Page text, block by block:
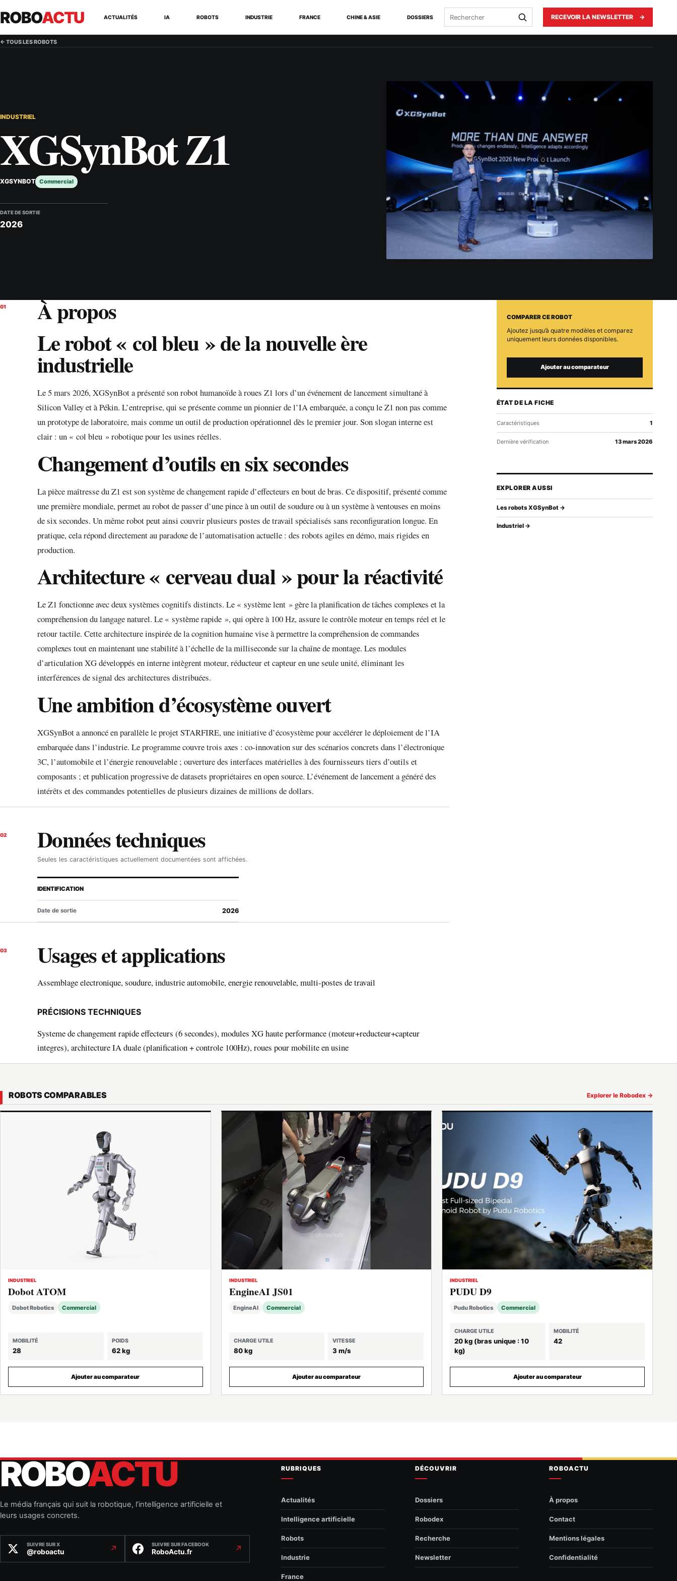
ROBOACTU ACTUALITÉS IA ROBOTS INDUSTRIE FRANCE CHINE & ASIE DOSSIERS Rechercher RECEVOIR LA NEWSLETTER →
← TOUS LES ROBOTS
INDUSTRIEL
XGSynBot Z1
XGSYNBOT Commercial
DATE DE SORTIE
2026
01
À propos
Le robot « col bleu » de la nouvelle ère
industrielle
Le 5 mars 2026, XGSynBot a présenté son robot humanoïde à roues Z1 lors d’un événement de lancement simultané à
Silicon Valley et à Pékin. L’entreprise, qui se présente comme un pionnier de l’IA embarquée, a conçu le Z1 non pas comme
un prototype de laboratoire, mais comme un outil de production opérationnel dès le premier jour. Son slogan interne est
clair : un « col bleu » robotique pour les usines réelles.
Changement d’outils en six secondes
La pièce maîtresse du Z1 est son système de changement rapide d’effecteurs en bout de bras. Ce dispositif, présenté comme
une première mondiale, permet au robot de passer d’une pince à un outil de soudure ou à un système à ventouses en moins
de six secondes. Un même robot peut ainsi couvrir plusieurs postes de travail spécialisés sans reconfiguration longue. En
pratique, cela répond directement au paradoxe de l’automatisation actuelle : des robots agiles en démo, mais rigides en
production.
Architecture « cerveau dual » pour la réactivité
Le Z1 fonctionne avec deux systèmes cognitifs distincts. Le « système lent » gère la planification de tâches complexes et la
compréhension du langage naturel. Le « système rapide », qui opère à 100 Hz, assure le contrôle moteur en temps réel et le
retour tactile. Cette architecture inspirée de la cognition humaine vise à permettre la compréhension de commandes
complexes tout en maintenant une stabilité à l’échelle de la milliseconde sur la chaîne de montage. Les modules
d’articulation XG développés en interne intègrent moteur, réducteur et capteur en une seule unité, éliminant les
interférences de signal des architectures distribuées.
Une ambition d’écosystème ouvert
XGSynBot a annoncé en parallèle le projet STARFIRE, une initiative d’écosystème pour accélérer le déploiement de l’IA
embarquée dans l’industrie. Le programme couvre trois axes : co-innovation sur des scénarios concrets dans l’électronique
3C, l’automobile et l’énergie renouvelable ; ouverture des interfaces matérielles à des fournisseurs tiers d’outils et
composants ; et publication progressive de datasets propriétaires en open source. L’événement de lancement a généré des
intérêts et des commandes potentielles de plusieurs dizaines de millions de dollars.
02 Données techniques
Seules les caractéristiques actuellement documentées sont affichées.
IDENTIFICATION
Date de sortie 2026
03 Usages et applications
Assemblage electronique, soudure, industrie automobile, energie renouvelable, multi-postes de travail
PRÉCISIONS TECHNIQUES
Systeme de changement rapide effecteurs (6 secondes), modules XG haute performance (moteur+reducteur+capteur
integres), architecture IA duale (planification + controle 100Hz), roues pour mobilite en usine
COMPARER CE ROBOT
Ajoutez jusqu’à quatre modèles et comparez
uniquement leurs données disponibles.
Ajouter au comparateur
ÉTAT DE LA FICHE
Caractéristiques 1
Dernière vérification 13 mars 2026
EXPLORER AUSSI
Les robots XGSynBot →
Industriel →
ROBOTS COMPARABLES Explorer le Robodex →
INDUSTRIEL
Dobot ATOM
Dobot Robotics Commercial
MOBILITÉ
28
POIDS
62 kg
Ajouter au comparateur
INDUSTRIEL
EngineAI JS01
EngineAI Commercial
CHARGE UTILE
80 kg
VITESSE
3 m/s
Ajouter au comparateur
INDUSTRIEL
PUDU D9
Pudu Robotics Commercial
CHARGE UTILE
20 kg (bras unique : 10
kg)
MOBILITÉ
42
Ajouter au comparateur
ROBOACTU
Le média français qui suit la robotique, l’intelligence artificielle et
leurs usages concrets.
SUIVRE SUR X
@roboactu ↗ SUIVRE SUR FACEBOOK
RoboActu.fr ↗
RUBRIQUES
Actualités
Intelligence artificielle
Robots
Industrie
France
DÉCOUVRIR
Dossiers
Robodex
Recherche
Newsletter
ROBOACTU
À propos
Contact
Mentions légales
Confidentialité